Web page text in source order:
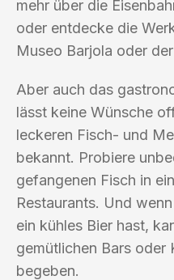
mehr über die
oder entdecke die
Museo Barjola oder
Aber auch das
lässt keine Wünsche
leckeren Fisch- und
bekannt. Probiere
gefangenen Fisch in
Restaurants. Und
ein kühles Bier hast,
gemütlichen Bars oder
begeben.